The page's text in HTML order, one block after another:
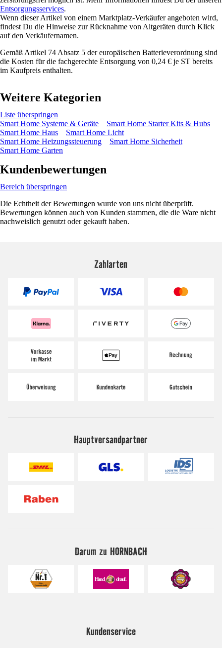
Entsorgungsservices.
Wenn dieser Artikel von einem Marktplatz-Verkäufer angeboten wird,
findest Du die Hinweise zur Rücknahme von Altgeräten durch Klick
auf den Verkäufernamen.
Gemäß Artikel 74 Absatz 5 der europäischen Batterieverordnung sind
die Kosten für die fachgerechte Entsorgung von 0,24 € je ST bereits
im Kaufpreis enthalten.
Weitere Kategorien
Liste überspringen
Smart Home Systeme & Geräte
Smart Home Starter Kits & Hubs
Smart Home Haus
Smart Home Licht
Smart Home Heizungssteuerung
Smart Home Sicherheit
Smart Home Garten
Kundenbewertungen
Bereich überspringen
Die Echtheit der Bewertungen wurde von uns nicht überprüft.
Bewertungen können auch von Kunden stammen, die die Ware nicht
nachweislich genutzt oder gekauft haben.
Zahlarten
Hauptversandpartner
Darum zu HORNBACH
Kundenservice